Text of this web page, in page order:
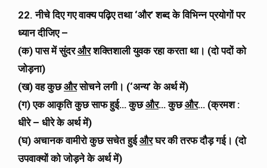
22. नीचे दिए गए वाक्य पढ़िए तथा ‘और’ शब्द के विभिन्न प्रयोगों पर
ध्यान दीजिए –
(क) पास में सुंदरऔरशक्तिशाली युवक रहा करता था। (दो पदों को
जोड़ना)
(ख) वह कुछऔरसोचने लगी। (‘अन्य’ के अर्थ में)
(ग) एक आकृति कुछ साफ हुई… कुछऔर… कुछऔर… (क्रमश :
धीरे – धीरे के अर्थ में)
(घ) अचानक वामीरो कुछ सचेत हुईऔरघर की तरफ दौड़ गई। (दो
उपवाक्यों को जोड़ने के अर्थ में)